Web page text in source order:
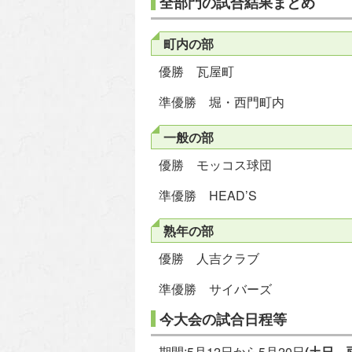
町内の部
優勝 瓦屋町
準優勝 堀・西門町内
一般の部
優勝 モッコス球団
準優勝 HEAD’S
熟年の部
優勝 人吉クラブ
準優勝 サイバーズ
今大会の試合日程等